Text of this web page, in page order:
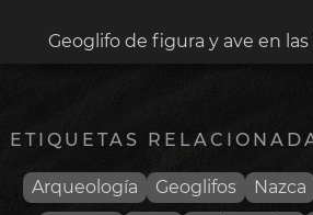
Geoglifo de figura y ave en
ETIQUETAS
Arqueología Geoglifos Nazca